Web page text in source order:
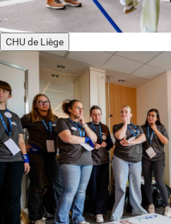
CHU de Liège